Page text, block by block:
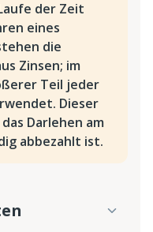
der Zeit
eines
die
Zinsen; im
Teil jeder
Dieser
Darlehen am
abbezahlt ist.